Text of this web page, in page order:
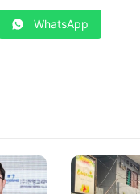
WhatsApp